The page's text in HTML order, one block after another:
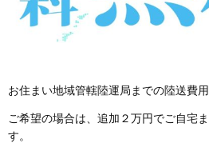
お住まい地域管轄陸運局までの陸送費
ご希望の場合は、追加２万円でご自宅
す。